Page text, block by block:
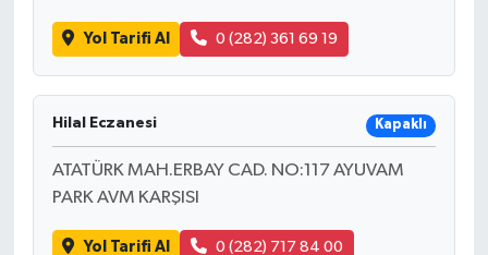
Yol Tarifi Al 0 (282) 361 69 19
Hilal Eczanesi Kapaklı
ATATÜRK MAH.ERBAY CAD. NO:117 AYUVAM
PARK AVM KARŞISI
Yol Tarifi Al 0 (282) 717 84 00